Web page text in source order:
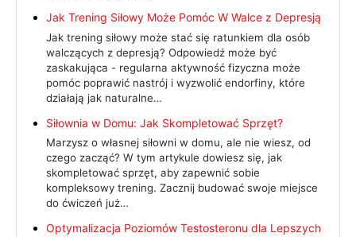
Jak Trening Siłowy Może Pomóc W Walce z Depresją
Jak trening siłowy może stać się ratunkiem dla osób
walczących z depresją? Odpowiedź może być
zaskakująca - regularna aktywność fizyczna może
pomóc poprawić nastrój i wyzwolić endorfiny, które
działają jak naturalne…
Siłownia w Domu: Jak Skompletować Sprzęt?
Marzysz o własnej siłowni w domu, ale nie wiesz, od
czego zacząć? W tym artykule dowiesz się, jak
skompletować sprzęt, aby zapewnić sobie
kompleksowy trening. Zacznij budować swoje miejsce
do ćwiczeń już…
Optymalizacja Poziomów Testosteronu dla Lepszych